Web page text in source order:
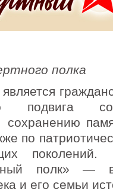
полка
является
подвига
сохранению
по
поколений.
полк» —
и его семьи